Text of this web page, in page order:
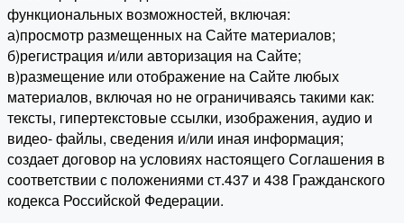
функциональных возможностей, включая:
а)просмотр размещенных на Сайте материалов;
б)регистрация и/или авторизация на Сайте;
в)размещение или отображение на Сайте любых
материалов, включая но не ограничиваясь такими как:
тексты, гипертекстовые ссылки, изображения, аудио и
видео- файлы, сведения и/или иная информация;
создает договор на условиях настоящего Соглашения в
соответствии с положениями ст.437 и 438 Гражданского
кодекса Российской Федерации.